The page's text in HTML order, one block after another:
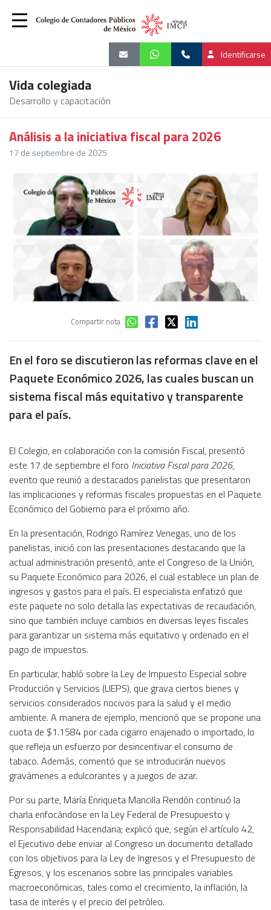
Identificarse
Vida colegiada
Desarrollo y capacitación
Análisis a la iniciativa fiscal para 2026
17 de septiembre de 2025
Compartir nota
En el foro se discutieron las reformas clave en el
Paquete Económico 2026, las cuales buscan un
sistema fiscal más equitativo y transparente
para el país.
El Colegio, en colaboración con la comisión Fiscal, presentó
este 17 de septiembre el foro Iniciativa Fiscal para 2026,
evento que reunió a destacados panelistas que presentaron
las implicaciones y reformas fiscales propuestas en el Paquete
Económico del Gobierno para el próximo año.
En la presentación, Rodrigo Ramírez Venegas, uno de los
panelistas, inició con las presentaciones destacando que la
actual administración presentó, ante el Congreso de la Unión,
su Paquete Económico para 2026, el cual establece un plan de
ingresos y gastos para el país. El especialista enfatizó que
este paquete no solo detalla las expectativas de recaudación,
sino que también incluye cambios en diversas leyes fiscales
para garantizar un sistema más equitativo y ordenado en el
pago de impuestos.
En particular, habló sobre la Ley de Impuesto Especial sobre
Producción y Servicios (LIEPS), que grava ciertos bienes y
servicios considerados nocivos para la salud y el medio
ambiente. A manera de ejemplo, mencionó que se propone una
cuota de $1.1584 por cada cigarro enajenado o importado, lo
que refleja un esfuerzo por desincentivar el consumo de
tabaco. Además, comentó que se introducirán nuevos
gravámenes a edulcorantes y a juegos de azar.
Por su parte, María Enriqueta Mancilla Rendón continuó la
charla enfocándose en la Ley Federal de Presupuesto y
Responsabilidad Hacendaria; explicó que, según el artículo 42,
el Ejecutivo debe enviar al Congreso un documento detallado
con los objetivos para la Ley de Ingresos y el Presupuesto de
Egresos, y los escenarios sobre las principales variables
macroeconómicas, tales como el crecimiento, la inflación, la
tasa de interés y el precio del petróleo.